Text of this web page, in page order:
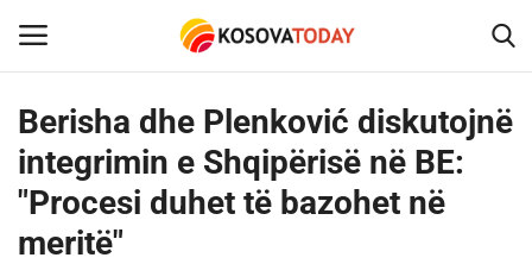
Home
KOSOVA
Berisha dhe Plenković diskutojnë
integrimin e Shqipërisë në BE:
"Procesi duhet të bazohet në
meritë"